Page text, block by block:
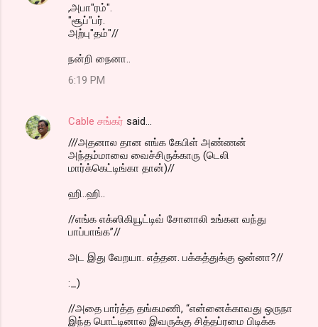
,அபா"ரம்".
"சூப்"பர்.
அற்பு"தம்"//
நன்றி நைனா..
6:19 PM
Cable சங்கர் said…
///அதனால தான எங்க கேபிள் அண்ணன்
அந்தம்மாவை வைச்சிருக்காரு (டெலி
மார்க்கெட்டிங்கா தான்)//
ஹி..ஹி..
//எங்க எக்ஸிகியூட்டிவ் சோனாலி உங்கள வந்து
பாப்பாங்க”//
அட இது வேறயா. எத்தன. பக்கத்துக்கு ஒன்னா?//
:_)
//அதை பார்த்த தங்கமணி, “என்னைக்காவது ஒருநா
இந்த பொட்டினால இவருக்கு சித்தப்ரமை பிடிக்க